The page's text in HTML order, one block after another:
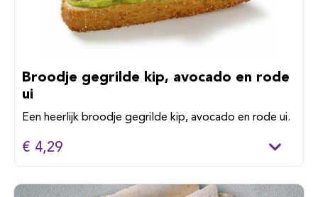
Broodje gegrilde kip, avocado en rode
ui
Een heerlijk broodje gegrilde kip, avocado en rode ui.
€ 4,29